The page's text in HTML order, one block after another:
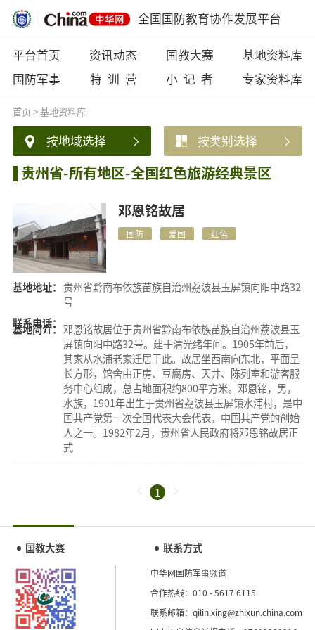
全国国防教育协作发展平台
平台首页 资讯动态 国教大赛
基地资料库
国防军事
特 训 营 小 记 者 专家资料库
首页>基地资料库
按地域选择 按类别选择
贵州省-所有地区-全国红色旅游经典景区
邓恩铭故居
国防 爱国 红色
基地地址： 贵州省黔南布依族苗族自治州荔波县玉屏镇向阳中路32
号
联系电话：
基地简介： 邓恩铭故居位于贵州省黔南布依族苗族自治州荔波县玉
屏镇向阳中路32号。建于清光绪年间。1905年前后，
其家从水浦老家迁居于此。故居坐西南向东北，平面呈
长方形，馆舍由正房、豆腐房、天井、陈列室和游客服
务中心组成，总占地面积约800平方米。邓恩铭，男，
水族，1901年出生于贵州省荔波县玉屏镇水浦村，是中
国共产党第一次全国代表大会代表，中国共产党的创始
人之一。1982年2月，贵州省人民政府将邓恩铭故居正
式
1
国教大赛 联系方式
中华网国防军事频道
合作热线：010 - 5617 6115
联系邮箱：qilin.xing@zhixun.china.com